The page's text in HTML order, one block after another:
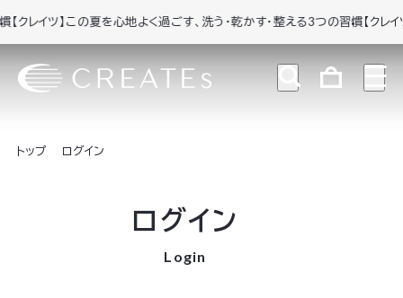
レイツ】この夏を心地よく過ごす、洗う・乾かす・整える3つの習慣【クレイツ
トップ ログイン
ログイン
Login